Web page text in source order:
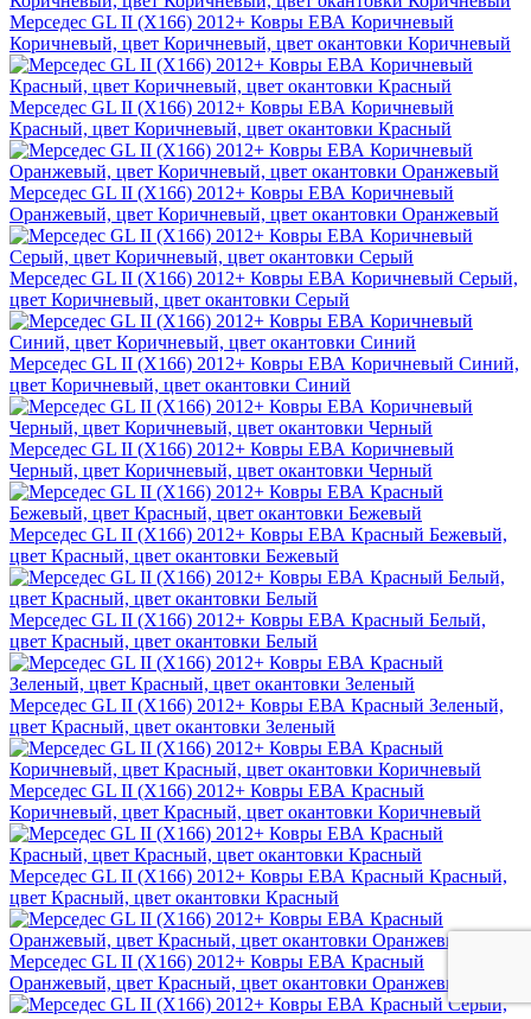
Мерседес GL II (X166) 2012+ Ковры ЕВА Коричневый
Коричневый, цвет Коричневый, цвет окантовки Коричневый
Мерседес GL II (X166) 2012+ Ковры ЕВА Коричневый
Красный, цвет Коричневый, цвет окантовки Красный
Мерседес GL II (X166) 2012+ Ковры ЕВА Коричневый
Оранжевый, цвет Коричневый, цвет окантовки Оранжевый
Мерседес GL II (X166) 2012+ Ковры ЕВА Коричневый Серый,
цвет Коричневый, цвет окантовки Серый
Мерседес GL II (X166) 2012+ Ковры ЕВА Коричневый Синий,
цвет Коричневый, цвет окантовки Синий
Мерседес GL II (X166) 2012+ Ковры ЕВА Коричневый
Черный, цвет Коричневый, цвет окантовки Черный
Мерседес GL II (X166) 2012+ Ковры ЕВА Красный Бежевый,
цвет Красный, цвет окантовки Бежевый
Мерседес GL II (X166) 2012+ Ковры ЕВА Красный Белый,
цвет Красный, цвет окантовки Белый
Мерседес GL II (X166) 2012+ Ковры ЕВА Красный Зеленый,
цвет Красный, цвет окантовки Зеленый
Мерседес GL II (X166) 2012+ Ковры ЕВА Красный
Коричневый, цвет Красный, цвет окантовки Коричневый
Мерседес GL II (X166) 2012+ Ковры ЕВА Красный Красный,
цвет Красный, цвет окантовки Красный
Мерседес GL II (X166) 2012+ Ковры ЕВА Красный
Оранжевый, цвет Красный, цвет окантовки Оранжевый